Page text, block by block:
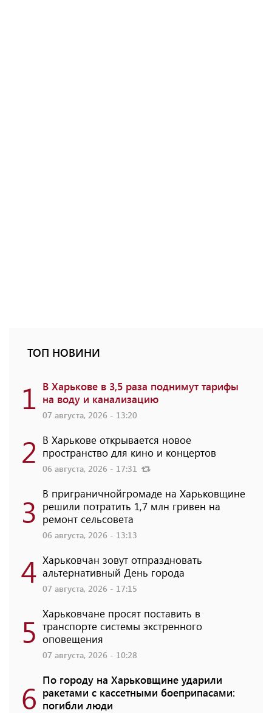
ТОП НОВИНИ
1 В Харькове в 3,5 раза поднимут тарифы
на воду и канализацию
07 августа, 2026 - 13:20
2 В Харькове открывается новое
пространство для кино и концертов
06 августа, 2026 - 17:31
3 В приграничнойгромаде на Харьковщине
решили потратить 1,7 млн ​​гривен на
ремонт сельсовета
06 августа, 2026 - 13:13
4 Харьковчан зовут отпраздновать
альтернативный День города
07 августа, 2026 - 17:15
5 Харьковчане просят поставить в
транспорте системы экстренного
оповещения
07 августа, 2026 - 10:28
6 По городу на Харьковщине ударили
ракетами с кассетными боеприпасами:
погибли люди